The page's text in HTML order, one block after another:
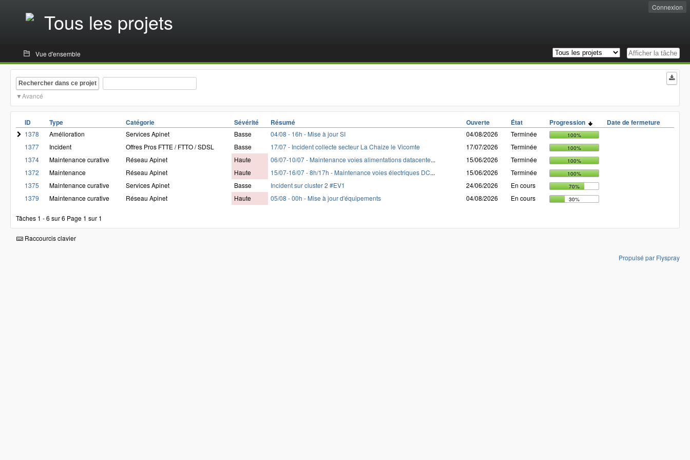
Tous les projets
Connexion
Vue d'ensemble
Rechercher dans ce projet
Avancé
ID Type Catégorie Sévérité Résumé Ouverte État Progression Date de fermeture
1378 Amélioration Services Apinet Basse 04/08 - 16h - Mise à jour SI 04/08/2026 Terminée 100%
1377 Incident Offres Pros FTTE / FTTO / SDSL Basse 17/07 - Incident collecte secteur La Chaize le Vicomte 17/07/2026 Terminée 100%
1374 Maintenance curative Réseau Apinet Haute 06/07-10/07 - Maintenance voies alimentations datacente... 15/06/2026 Terminée 100%
1372 Maintenance Réseau Apinet Haute 15/07-16/07 - 8h/17h - Maintenance voies électriques DC... 15/06/2026 Terminée 100%
1375 Maintenance curative Services Apinet Basse Incident sur cluster 2 #EV1 24/06/2026 En cours 70%
1379 Maintenance curative Réseau Apinet Haute 05/08 - 00h - Mise à jour d'équipements 04/08/2026 En cours 30%
Tâches 1 - 6 sur 6 Page 1 sur 1
Raccourcis clavier
Propulsé par Flyspray